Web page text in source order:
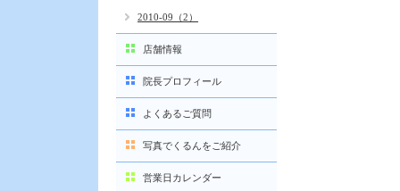
2010-09（2）
店舗情報
院長プロフィール
よくあるご質問
写真でくるんをご紹介
営業日カレンダー